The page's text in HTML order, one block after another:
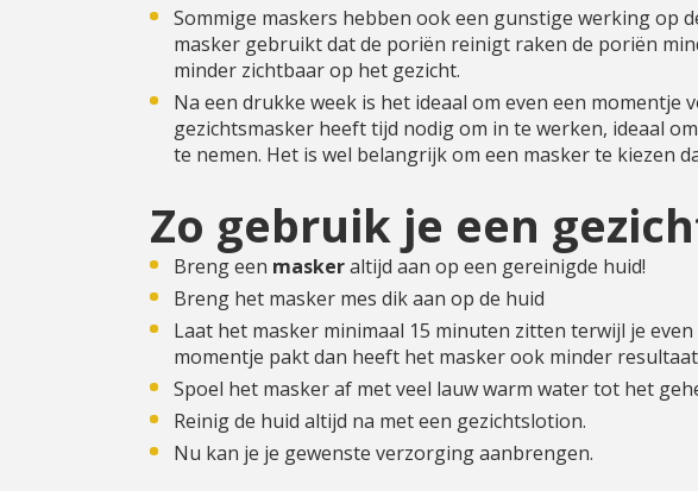
Sommige maskers hebben ook een gunstige werking op
masker gebruikt dat de poriën reinigt raken de poriën
minder zichtbaar op het gezicht.
Na een drukke week is het ideaal om even een momentje
gezichtsmasker heeft tijd nodig om in te werken, ideaal
te nemen. Het is wel belangrijk om een masker te kiezen
Zo gebruik je een
Breng een maskeraltijd aan op een gereinigde huid!
Breng het masker mes dik aan op de huid
Laat het masker minimaal 15 minuten zitten terwijl je even
momentje pakt dan heeft het masker ook minder
Spoel het masker af met veel lauw warm water tot het
Reinig de huid altijd na met een gezichtslotion.
Nu kan je je gewenste verzorging aanbrengen.